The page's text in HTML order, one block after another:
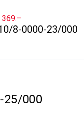
CHF
369.–
8-0000-23/000
25/000